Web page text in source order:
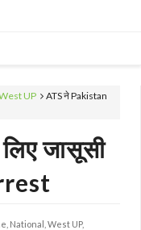
UP
ATS ने Pakistan
जासूसी
National, West UP,